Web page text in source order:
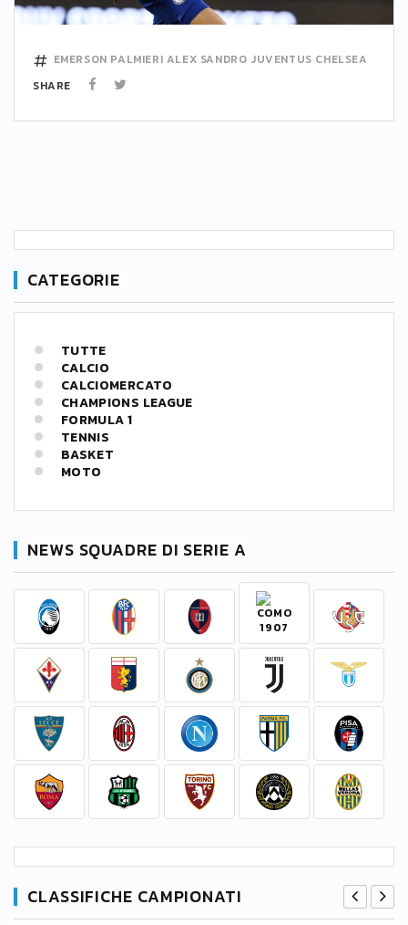
EMERSON PALMIERI ALEX SANDRO JUVENTUS CHELSEA
SHARE
CATEGORIE
TUTTE
CALCIO
CALCIOMERCATO
CHAMPIONS LEAGUE
FORMULA 1
TENNIS
BASKET
MOTO
NEWS SQUADRE DI SERIE A
CLASSIFICHE CAMPIONATI